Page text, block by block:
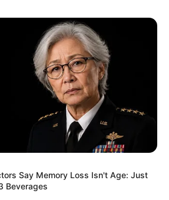
Baper
Ini Bikin
Say Memory Loss Isn't Age: Just
Beverages